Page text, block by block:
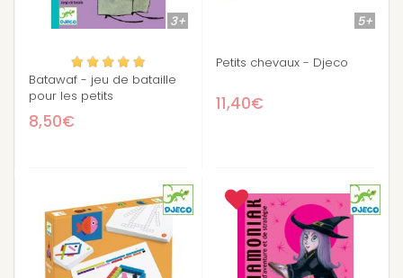
3+
Batawaf - jeu de bataille
pour les petits
8,50€
5+
Petits chevaux - Djeco
11,40€